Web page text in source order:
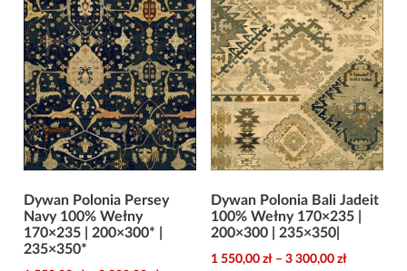
Dywan Polonia Persey
Navy 100% Wełny
170×235 | 200×300* |
235×350*
Dywan Polonia Bali Jadeit
100% Wełny 170×235 |
200×300 | 235×350|
1 550,00 zł – 3 300,00 złZakres